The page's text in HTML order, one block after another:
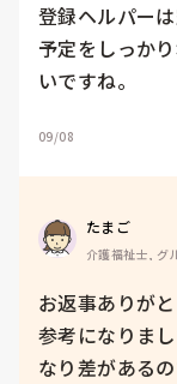
登録ヘルパー
予定をしっか
いですね。
09/08
たまご
介護福祉士, グ
お返事ありが
参考になりま
なり差がある